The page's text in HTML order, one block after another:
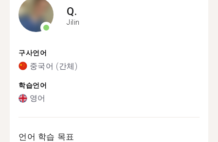
Q.
Jilin
구사언어
중국어 (간체)
학습언어
영어
언어 학습 목표